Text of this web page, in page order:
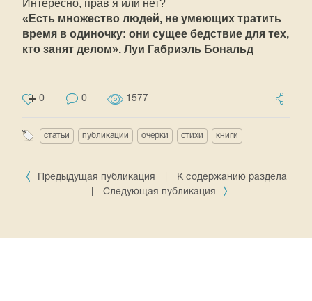
Интересно, прав я или нет?
«Есть множество людей, не умеющих тратить
время в одиночку: они сущее бедствие для тех,
кто занят делом». Луи Габриэль Бональд
0 0 1577
статьи публикации очерки стихи книги
Предыдущая публикация
К содержанию раздела
Следующая публикация